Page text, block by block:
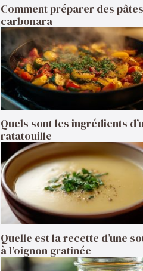
Comment préparer des pâtes
carbonara ​
Quels sont les ingrédients
ratatouille ​
Quelle est la recette d’une
à l’oignon gratinée ​